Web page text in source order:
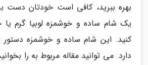
بهره ببرید، کافی است خودتان دست
یک شام ساده و خوشمزه لوبیا گرم یا
کنید. این شام ساده و خوشمزه
دارد. می توانید مقاله مربوط به را